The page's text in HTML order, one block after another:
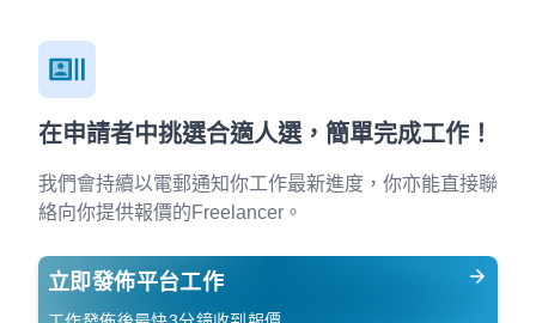
在申請者中挑選合適人選，簡單完成工作！
我們會持續以電郵通知你工作最新進度，你亦能直接聯
絡向你提供報價的Freelancer。
立即發佈平台工作